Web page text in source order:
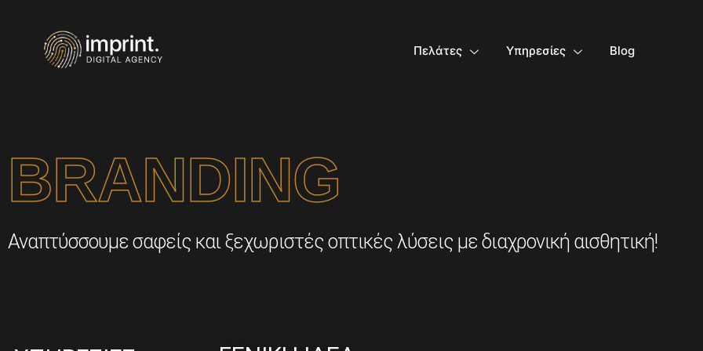
Πελάτες Υπηρεσίες Blog
BRANDING
Αναπτύσσουμε σαφείς και ξεχωριστές οπτικές λύσεις με διαχρονική αισθητική!